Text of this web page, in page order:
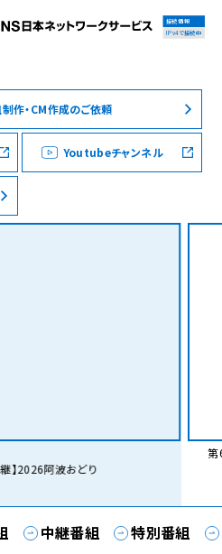
集合住宅オーナーの方
料金シミュレーション
接続情報
IPv4で接続中
作・CM作成のご依頼
Youtubeチャンネル
】2026阿波おどり
第
中継番組 特別番組